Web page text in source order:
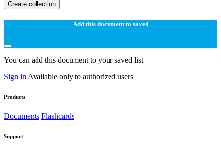
Create collection
Add this document to saved
You can add this document to your saved list
Sign in Available only to authorized users
Products
Documents Flashcards
Support